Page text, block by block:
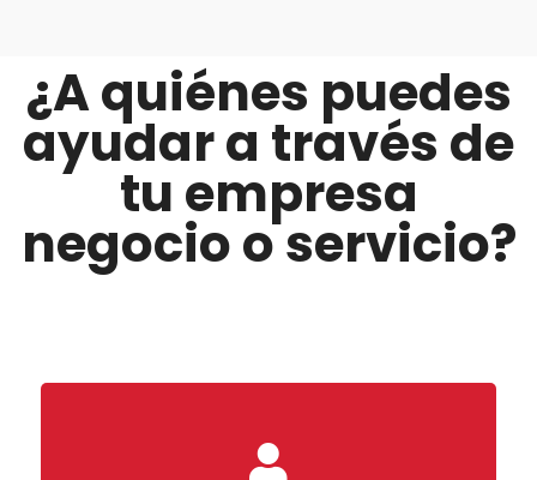
¿A quiénes puedes
ayudar a través de
tu empresa
negocio o servicio?